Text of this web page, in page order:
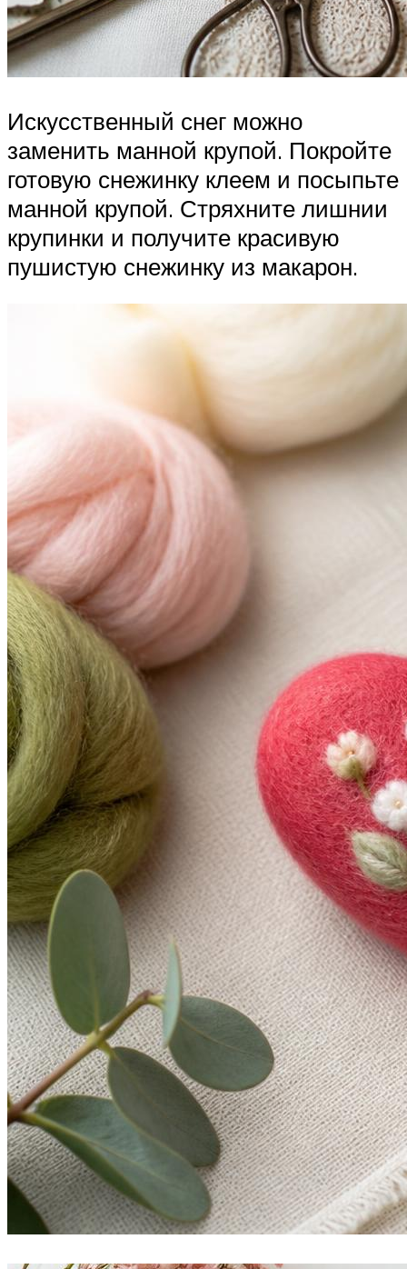
Искусственный снег можно
заменить манной крупой. Покройте
готовую снежинку клеем и посыпьте
манной крупой. Стряхните лишнии
крупинки и получите красивую
пушистую снежинку из макарон.